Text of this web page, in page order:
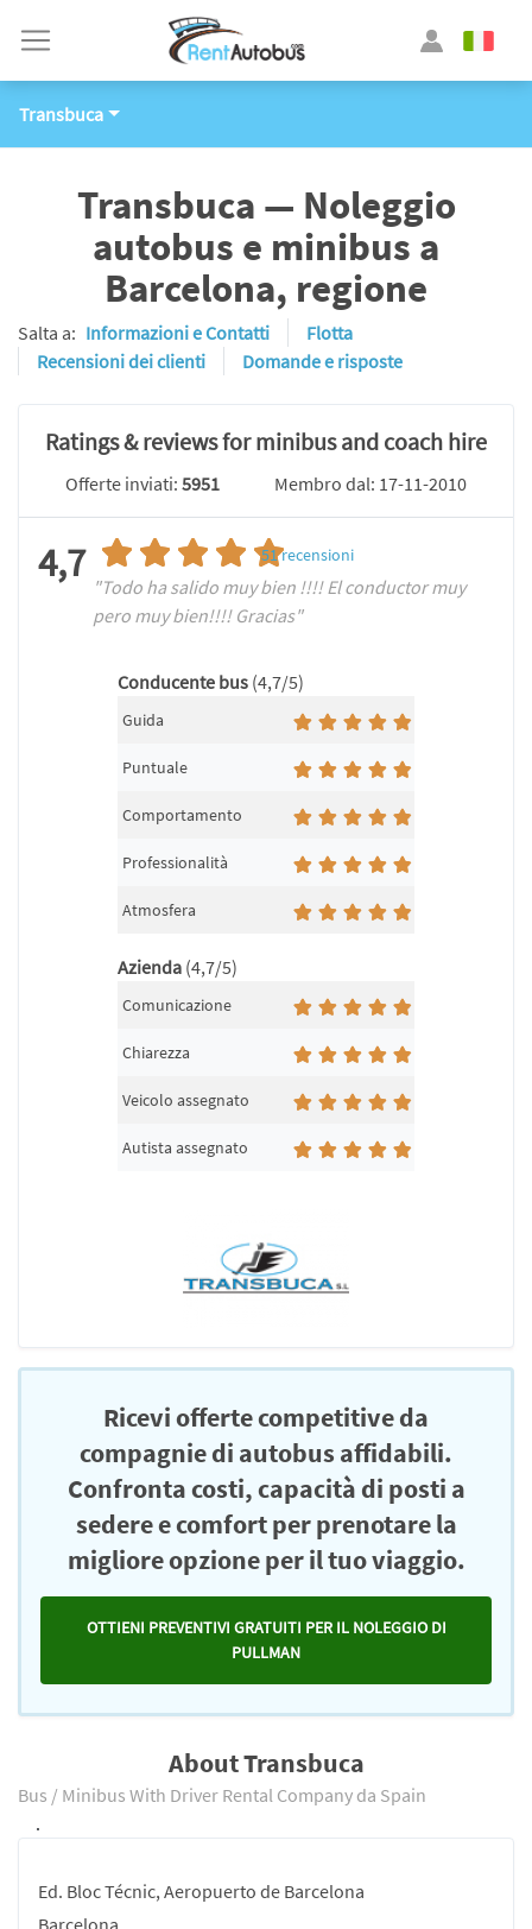
Transbuca
Transbuca — Noleggio
autobus e minibus a
Barcelona, regione
Salta a: Informazioni e Contatti
Flotta
Recensioni dei clienti
Domande e risposte
Ratings & reviews for minibus and coach hire
Offerte inviati: 5951 Membro dal: 17-11-2010
4,7 51recensioni
"Todo ha salido muy bien !!!! El conductor muy
pero muy bien!!!! Gracias"
Conducente bus (4,7/5)
Guida
Puntuale
Comportamento
Professionalità
Atmosfera
Azienda (4,7/5)
Comunicazione
Chiarezza
Veicolo assegnato
Autista assegnato
Ricevi offerte competitive da
compagnie di autobus affidabili.
Confronta costi, capacità di posti a
sedere e comfort per prenotare la
migliore opzione per il tuo viaggio.
OTTIENI PREVENTIVI GRATUITI PER IL NOLEGGIO DI
PULLMAN
About Transbuca
Bus / Minibus With Driver Rental Company da Spain
Ed. Bloc Técnic, Aeropuerto de Barcelona
Barcelona
.